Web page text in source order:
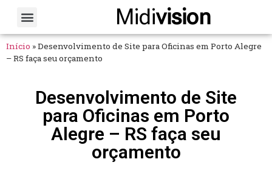
Midivision
Início »Desenvolvimento de Site para Oficinas em Porto Alegre
– RS faça seu orçamento
Desenvolvimento de Site
para Oficinas em Porto
Alegre – RS faça seu
orçamento